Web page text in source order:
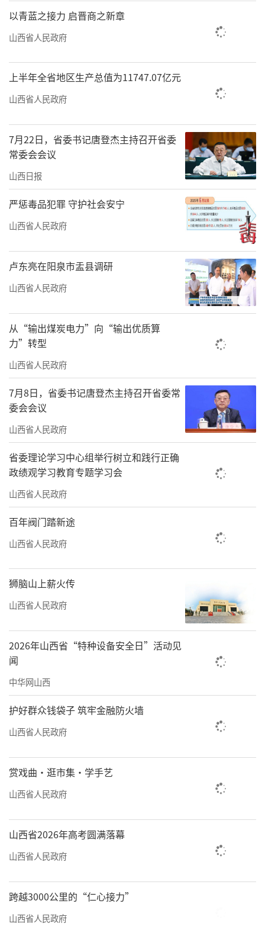
设入院入室卫生厕所。合理规划布局农村公共
厕所，加强对人口较多村庄公共厕所的无害化
此外，我省还将聚焦村庄街巷、农户庭
院、田间地头等重点区域，常态化开展村庄清
村“乱搭乱建、乱堆乱放、乱扔乱倒”和坑
塘、河塘、沟渠、残垣断壁整治，实现村庄公
共空间及庭院房屋、村庄周边干净整洁。
整治医院环境满足治病需求
我省将补齐医疗机构卫生健康短板，满足
群众治病需求。在医疗机构基础设施建设时，
同步规划实施配套的垃圾、厕所、保洁等环境
卫生设施，确保设施配备符合国家标准要求。
推动医疗卫生机构升级改造厕所设施设备，按
标准设置无障碍设施，满足老年人、残疾人、
孕妇、儿童等特殊人群的如厕需求，全面改善
医疗卫生机构厕所内外环境卫生。健全规范日
常卫生保洁管理制度，常态化开展医疗卫生机
构环境“大扫除”，让干净整洁有序的环境理
念贯彻医疗卫生机构日常管理全过程。
同时，完善医疗卫生服务体系。落实新冠
疫情“乙类乙管”措施，完善疫情监测预警和
督导检查制度，加强风险研判和应急能力建
设，力争新冠病毒变异株监测覆盖县级市及以
上城市。加强医疗机构、养老机构、社会福利
机构、学校等重点机构和商场、超市、农贸市
场等大型场所人员的健康监测能力建设，推进
基层防疫能力提升。抓好常态化分级分层分流
医疗卫生体系建设，建强以公立医疗机构为主
体的三级医疗卫生服务网络，以县级医院为纽
带承上启下，健全省市县乡村五级转诊体系。
我省将加快同济医院山西医院、医科院肿
瘤医院山西医院、西苑医院山西医院、北大医
院太原医院4个国家区域医疗中心，以及大同
市、长治市、临汾市、运城市4个省级区域医疗
均衡布局。支持县级医院提标扩能，开展全省
县级综合医院医疗服务能力对标、提标、达标
院创建工作，完善乡村医疗卫生服务体系，提
高县域医疗卫生服务整体水平。推动同济医院
山西医院建设国家紧急医学救援基地、山西省
中医院建设国家中医疫病防治基地，争取省人
民医院纳入国家重大传染病防治基地项目储备
库，提升全省公共卫生等突发事件紧急医学救
以青蓝之接力 启晋商之新章
山西省人民政府
上半年全省地区生产总值为11747.07亿元
山西省人民政府
7月22日，省委书记唐登杰主持召开省委
常委会会议
山西日报
严惩毒品犯罪 守护社会安宁
山西省人民政府
卢东亮在阳泉市盂县调研
山西省人民政府
从“输出煤炭电力”向“输出优质算
力”转型
山西省人民政府
7月8日，省委书记唐登杰主持召开省委常
委会会议
山西省人民政府
省委理论学习中心组举行树立和践行正确
政绩观学习教育专题学习会
山西省人民政府
百年阀门踏新途
山西省人民政府
狮脑山上薪火传
山西省人民政府
2026年山西省“特种设备安全日”活动见
闻
中华网山西
护好群众钱袋子 筑牢金融防火墙
山西省人民政府
赏戏曲·逛市集·学手艺
山西省人民政府
山西省2026年高考圆满落幕
山西省人民政府
跨越3000公里的“仁心接力”
山西省人民政府